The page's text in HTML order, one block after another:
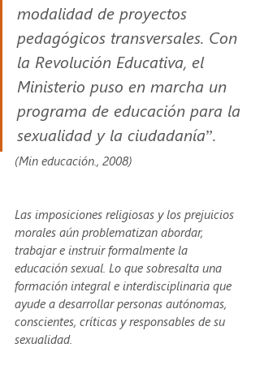
modalidad de proyectos
pedagógicos transversales. Con
la Revolución Educativa, el
Ministerio puso en marcha un
programa de educación para la
sexualidad y la ciudadanía”.
(Min educación., 2008)
Las imposiciones religiosas y los prejuicios
morales aún problematizan abordar,
trabajar e instruir formalmente la
educación sexual. Lo que sobresalta una
formación integral e interdisciplinaria que
ayude a desarrollar personas autónomas,
conscientes, críticas y responsables de su
sexualidad.